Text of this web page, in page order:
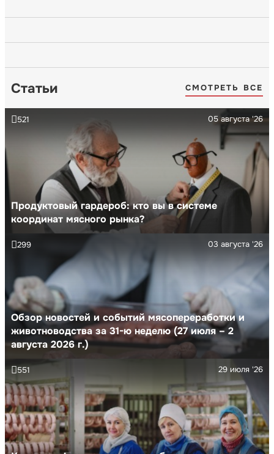
Статьи СМОТРЕТЬ ВСЕ
Продуктовый гардероб: кто вы в системе
координат мясного рынка?
05 августа '26
521
Обзор новостей и событий мясопереработки и
животноводства за 31-ю неделю (27 июля – 2
августа 2026 г.)
03 августа '26
299
29 июля '26
551